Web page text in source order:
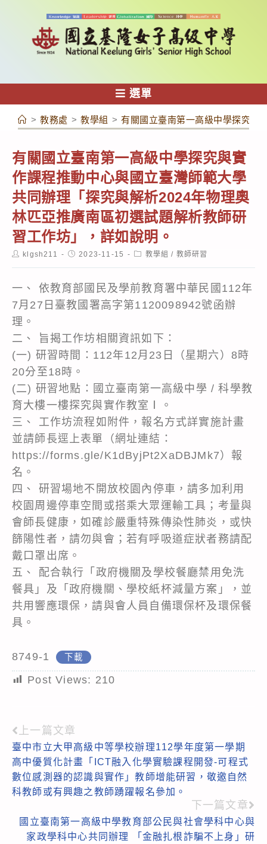
容
選單
> 教務處 > 教學組 > 有關國立臺南第一高級中學探究與
有關國立臺南第一高級中學探究與實
作課程推動中心與國立臺灣師範大學
共同辦理「探究與解析2024年物理奧
林匹亞推廣南區初選試題解析教師研
習工作坊」，詳如說明。
Postklgsh211
Post2023-11-15
Post教學組 / 教師研習
一、 依教育部國民及學前教育署中華民國112年
7月27日臺教國署高字第1120098942號函辦
理。
二、 旨揭工作坊相關資訊如下：
(一) 研習時間：112年12月23日（星期六）8時
20分至18時。
(二) 研習地點：國立臺南第一高級中學 / 科學教
育大樓一樓探究與實作教室Ⅰ。
三、 工作坊流程如附件，報名方式詳實施計畫
並請師長逕上表單（網址連結：
https://forms.gle/K1dByjPt2XaDBJMk7）報
名。
四、 研習場地不開放校園內停車，請多加利用
校園周邊停車空間或搭乘大眾運輸工具；考量與
會師長健康，如確診嚴重特殊傳染性肺炎，或快
篩陽性者，請勿與會；若有呼吸道症狀者務請配
戴口罩出席。
五、 配合執行「政府機關及學校餐廳禁用免洗
餐具」及「政府機關、學校紙杯減量方案」，並
共用響應環保，請與會人員自備環保杯及環保餐
具。
8749-1 下載
Post Views: 210
Read
more
articles
上一篇文章
臺中市立大甲高級中等學校辦理112學年度第一學期
高中優質化計畫「ICT融入化學實驗課程開發-可程式
數位感測器的認識與實作」教師增能研習，敬邀自然
科教師或有興趣之教師踴躍報名參加。
下一篇文章
國立臺南第一高級中學教育部公民與社會學科中心與
家政學科中心共同辦理 「金融扎根詐騙不上身」研